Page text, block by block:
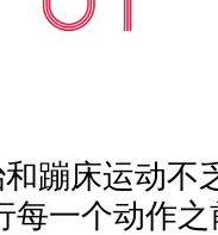
蹦床运动不
每一个动作